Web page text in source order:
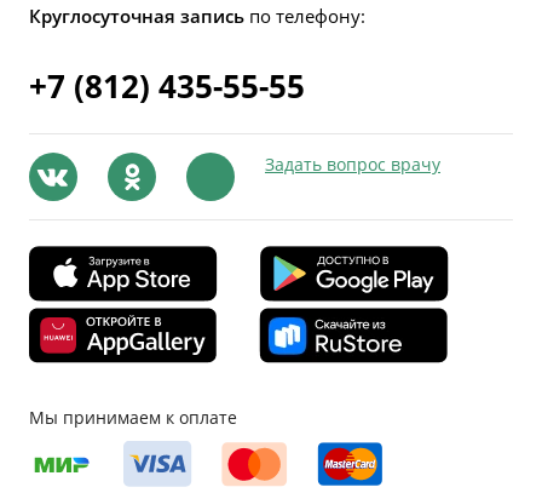
Круглосуточная запись по телефону:
+7 (812) 435-55-55
Задать вопрос врачу
Мы принимаем к оплате